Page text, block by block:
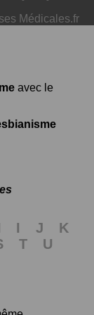
Médicales.fr
avec le
I J
K
T
U